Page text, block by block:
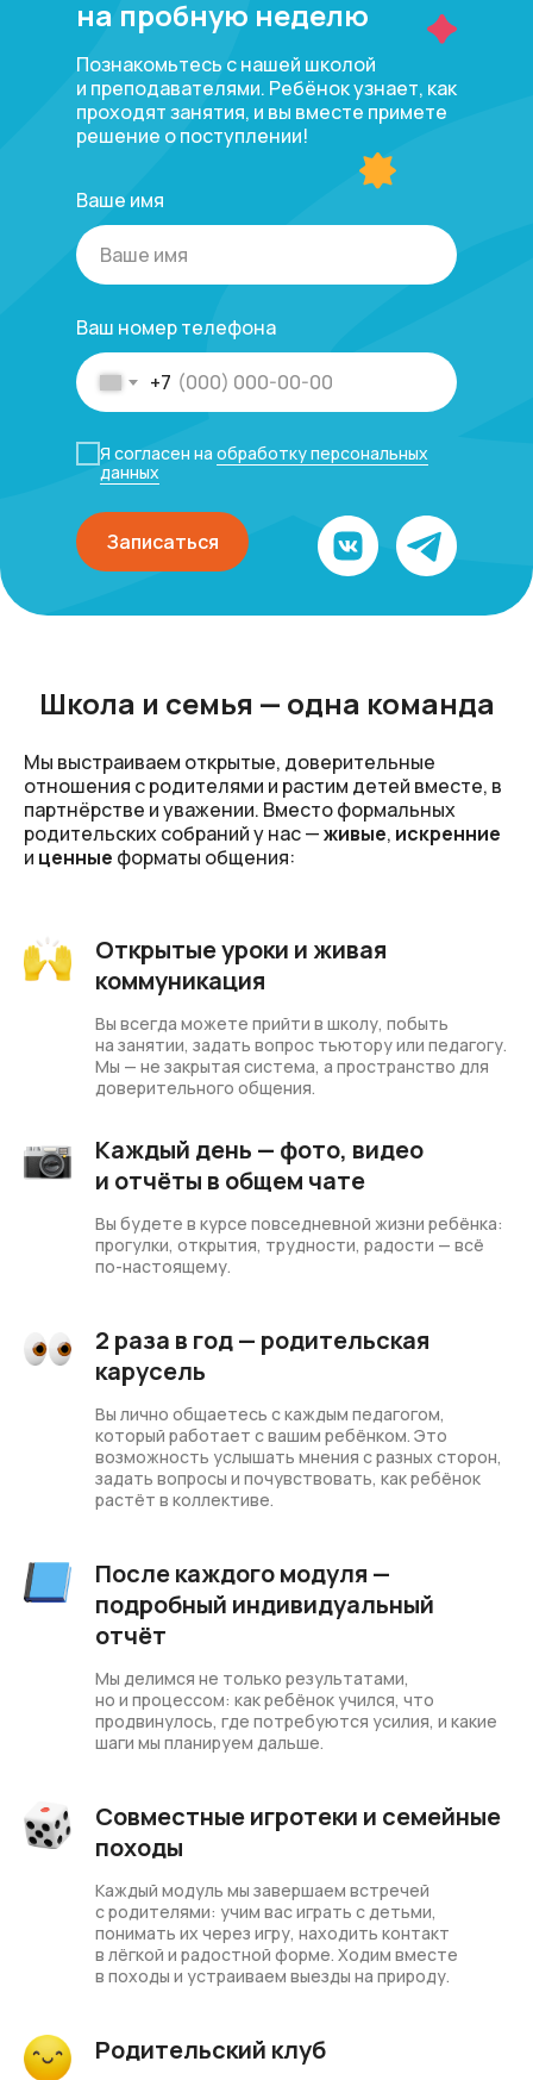
Познакомьтесь с нашей школой
и преподавателями. Ребёнок узнает, как
проходят занятия, и вы вместе примете
решение о поступлении!
на пробную неделю
Ваше имя
Ваш номер телефона
+7
Я согласен на обработку персональных
данных
Записаться
Школа и семья — одна команда
Мы выстраиваем открытые, доверительные
отношения с родителями и растим детей вместе, в
партнёрстве и уважении. Вместо формальных
родительских собраний у нас —живые, искренние
и ценные форматы общения:
Открытые уроки и живая
коммуникация
Вы всегда можете прийти в школу, побыть
на занятии, задать вопрос тьютору или педагогу.
Мы — не закрытая система, а пространство для
доверительного общения.
Каждый день — фото, видео
и отчёты в общем чате
Вы будете в курсе повседневной жизни ребёнка:
прогулки, открытия, трудности, радости — всё
по-настоящему.
2 раза в год — родительская
карусель
Вы лично общаетесь с каждым педагогом,
который работает с вашим ребёнком. Это
возможность услышать мнения с разных сторон,
задать вопросы и почувствовать, как ребёнок
растёт в коллективе.
После каждого модуля —
подробный индивидуальный
отчёт
Мы делимся не только результатами,
но и процессом: как ребёнок учился, что
продвинулось, где потребуются усилия, и какие
шаги мы планируем дальше.
Совместные игротеки и семейные
походы
Каждый модуль мы завершаем встречей
с родителями: учим вас играть с детьми,
понимать их через игру, находить контакт
в лёгкой и радостной форме. Ходим вместе
в походы и устраиваем выезды на природу.
Родительский клуб